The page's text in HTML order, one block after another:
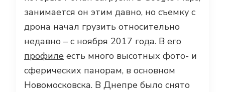
занимается он этим давно, но съемку с
дрона начал грузить относительно
недавно – с ноября 2017 года. В его
профиле есть много высотных фото- и
сферических панорам, в основном
Новомосковска. В Днепре было снято